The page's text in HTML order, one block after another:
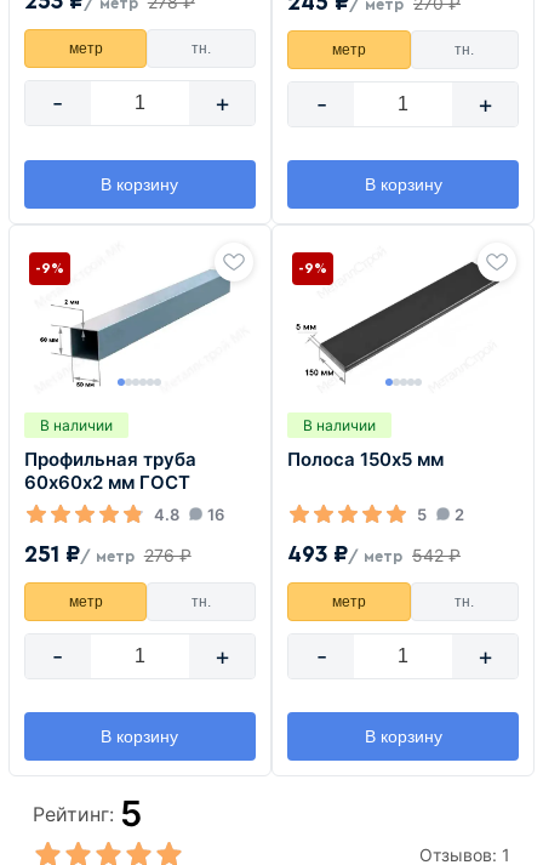
/ метр
метр тн.
- +
В корзину
/ метр
метр тн.
- +
В корзину
В наличии
Профильная труба
60х60х2 мм ГОСТ
4.8 16
251 ₽/ метр 276 ₽
-9%
метр тн.
- +
В корзину
В наличии
Полоса 150х5 мм
5 2
493 ₽/ метр 542 ₽
-9%
метр тн.
- +
В корзину
Рейтинг: 5
Отзывов: 1